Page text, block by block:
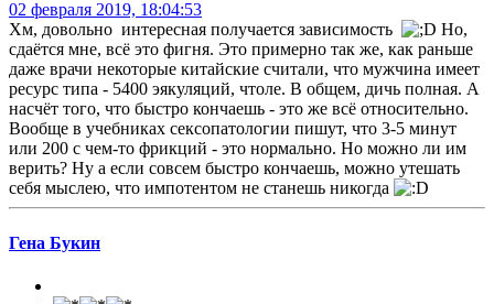
02 февраля 2019, 18:04:53
Хм, довольно интересная получается зависимость
Но,
сдаётся мне, всё это фигня. Это примерно так же, как раньше
даже врачи некоторые китайские считали, что мужчина имеет
ресурс типа - 5400 эякуляций, чтоле. В общем, дичь полная. А
насчёт того, что быстро кончаешь - это же всё относительно.
Вообще в учебниках сексопатологии пишут, что 3-5 минут
или 200 с чем-то фрикций - это нормально. Но можно ли им
верить? Ну а если совсем быстро кончаешь, можно утешать
себя мыслею, что импотентом не станешь никогда
Гена Букин